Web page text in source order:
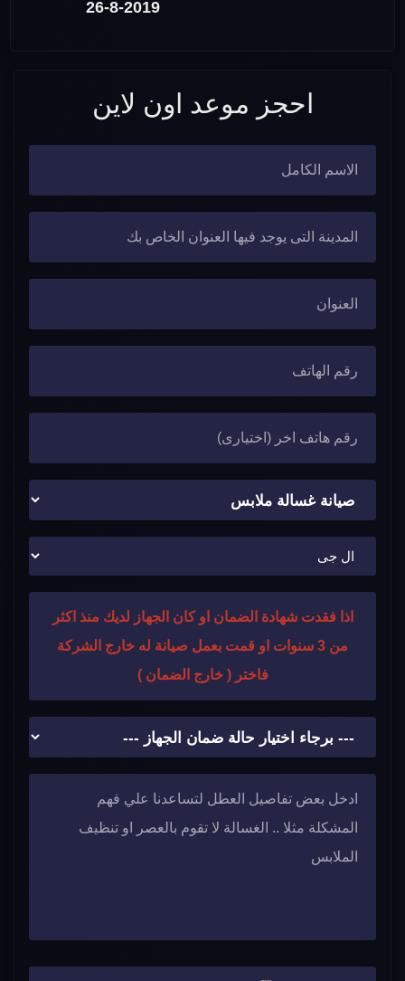
26-8-2019
احجز موعد اون لاين
اذا فقدت شهادة الضمان او كان الجهاز لديك منذ اكثر
من 3 سنوات او قمت بعمل صيانة له خارج الشركة
فاختر ( خارج الضمان )